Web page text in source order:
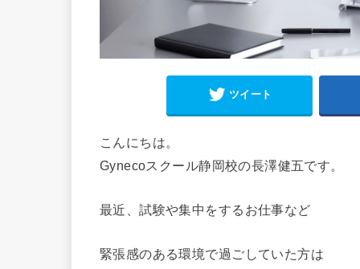
ツイート
こんにちは。
Gynecoスクール静岡校の長澤健五です。
最近、試験や集中をするお仕事など
緊張感のある環境で過ごしていた方は